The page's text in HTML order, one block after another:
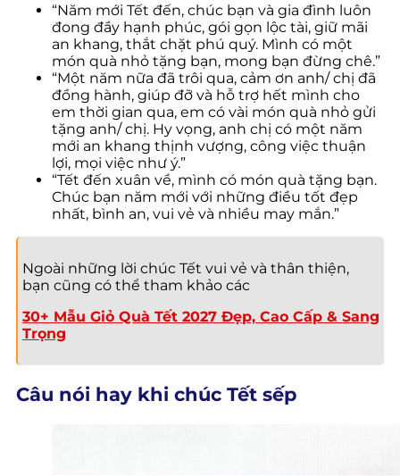
“Năm mới Tết đến, chúc bạn và gia đình luôn
đong đầy hạnh phúc, gói gọn lộc tài, giữ mãi
an khang, thắt chặt phú quý. Mình có một
món quà nhỏ tặng bạn, mong bạn đừng chê.”
“Một năm nữa đã trôi qua, cảm ơn anh/ chị đã
đồng hành, giúp đỡ và hỗ trợ hết mình cho
em thời gian qua, em có vài món quà nhỏ gửi
tặng anh/ chị. Hy vọng, anh chị có một năm
mới an khang thịnh vượng, công việc thuận
lợi, mọi việc như ý.”
“Tết đến xuân về, mình có món quà tặng bạn.
Chúc bạn năm mới với những điều tốt đẹp
nhất, bình an, vui vẻ và nhiều may mắn.”
Ngoài những lời chúc Tết vui vẻ và thân thiện,
bạn cũng có thể tham khảo các
30+ Mẫu Giỏ Quà Tết 2027 Đẹp, Cao Cấp & Sang
Trọng
Câu nói hay khi chúc Tết sếp